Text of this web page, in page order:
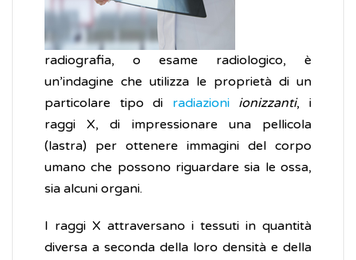
radiografia, o esame radiologico, è
un’indagine che utilizza le proprietà di un
particolare tipo di radiazioni ionizzanti, i
raggi X, di impressionare una pellicola
(lastra) per ottenere immagini del corpo
umano che possono riguardare sia le ossa,
sia alcuni organi.
I raggi X attraversano i tessuti in quantità
diversa a seconda della loro densità e della